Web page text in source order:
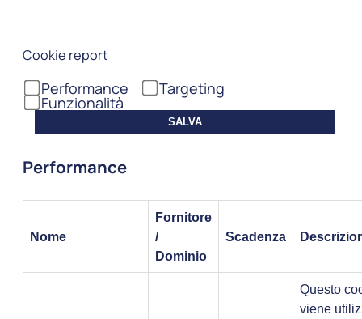
Cookie report
Performance Targeting
Funzionalità
SALVA
Performance
Nome
Fornitore
/
Dominio
Scadenza
Questo
viene